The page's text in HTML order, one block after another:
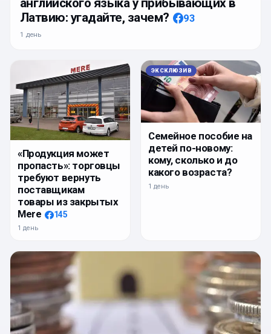
английского языка у прибывающих в
Латвию: угадайте, зачем?
93
1 день
«Продукция может
пропасть»: торговцы
требуют вернуть
поставщикам
товары из закрытых
Mere
145
1 день
ЭКСКЛЮЗИВ
Семейное пособие на
детей по-новому:
кому, сколько и до
какого возраста?
1 день